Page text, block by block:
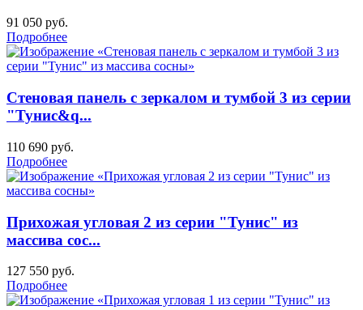
91 050 руб.
Подробнее
Стеновая панель с зеркалом и тумбой 3 из серии
"Тунис&q...
110 690 руб.
Подробнее
Прихожая угловая 2 из серии "Тунис" из
массива сос...
127 550 руб.
Подробнее